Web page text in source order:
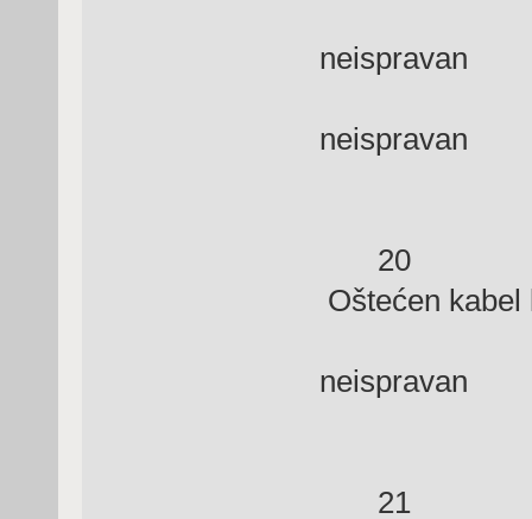
neispravan
neispravan
20
Oštećen
neispravan
21